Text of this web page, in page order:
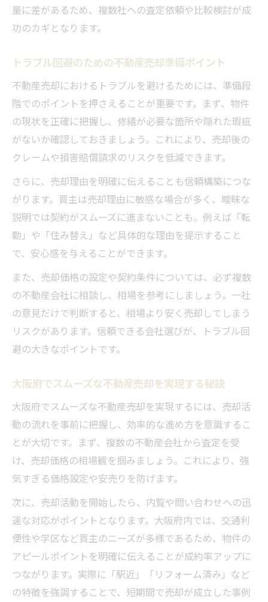
量に差があるため、複数社への査定依頼や比較検討が成
功のカギとなります。
トラブル回避のための不動産売却準備ポイント
不動産売却におけるトラブルを避けるためには、準備段
階でのポイントを押さえることが重要です。まず、物件
の現状を正確に把握し、修繕が必要な箇所や隠れた瑕疵
がないか確認しておきましょう。これにより、売却後の
クレームや損害賠償請求のリスクを低減できます。
さらに、売却理由を明確に伝えることも信頼構築につな
がります。買主は売却理由に敏感な場合が多く、曖昧な
説明では契約がスムーズに進まないことも。例えば「転
勤」や「住み替え」など具体的な理由を提示すること
で、安心感を与えることができます。
また、売却価格の設定や契約条件については、必ず複数
の不動産会社に相談し、相場を参考にしましょう。一社
の意見だけで判断すると、相場より安く売却してしまう
リスクがあります。信頼できる会社選びが、トラブル回
避の大きなポイントです。
大阪府でスムーズな不動産売却を実現する秘訣
大阪府でスムーズな不動産売却を実現するには、売却活
動の流れを事前に把握し、効率的な進め方を意識するこ
とが大切です。まず、複数の不動産会社から査定を受
け、売却価格の相場観を掴みましょう。これにより、強
気すぎる価格設定や安売りを防げます。
次に、売却活動を開始したら、内覧や問い合わせへの迅
速な対応がポイントとなります。大阪府内では、交通利
便性や学区など買主のニーズが多様であるため、物件の
アピールポイントを明確に伝えることが成約率アップに
つながります。実際に「駅近」「リフォーム済み」など
の特徴を強調することで、短期間で売却が成立した事例